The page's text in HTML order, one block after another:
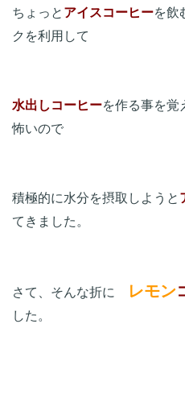
ちょっと アイスコーヒーを飲
クを利用して
水出しコーヒーを作る事を覚
怖いので
積極的に水分を摂取しようと
てきました。
さて、そんな折に レモン
した。